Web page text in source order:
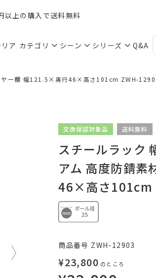
以上の購入で送料無料
ア カテゴリ シーン シリーズ
Q&A
ヤー棚 幅121.5×奥行46×高さ101cm ZWH-
交換保証対象品 送料無料
スチールラック
アム 高度防錆
46×高さ101cm
商品番号 ZWH-12903
¥23,800 のところ